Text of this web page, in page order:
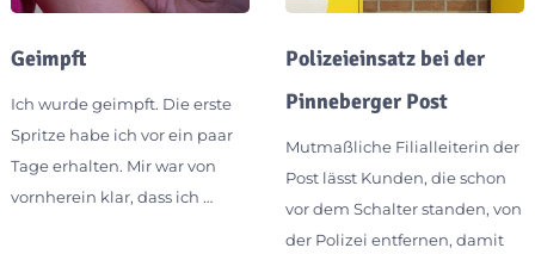
Geimpft
Ich wurde geimpft. Die erste
Spritze habe ich vor ein paar
Tage erhalten. Mir war von
vornherein klar, dass ich …
Polizeieinsatz bei der
Pinneberger Post
Mutmaßliche Filialleiterin der
Post lässt Kunden, die schon
vor dem Schalter standen, von
der Polizei entfernen, damit